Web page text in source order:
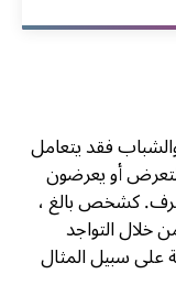
فقد يتعامل
أو يعرضون
كشخص بالغ ،
التواجد
على سبيل المثال